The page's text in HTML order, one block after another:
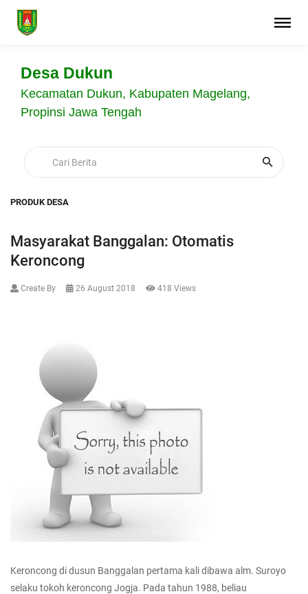
Desa Dukun
Kecamatan Dukun, Kabupaten Magelang,
Propinsi Jawa Tengah
PRODUK DESA
Masyarakat Banggalan: Otomatis
Keroncong
Create By 26 August 2018 418 Views
Keroncong di dusun Banggalan pertama kali dibawa alm. Suroyo
selaku tokoh keroncong Jogja. Pada tahun 1988, beliau